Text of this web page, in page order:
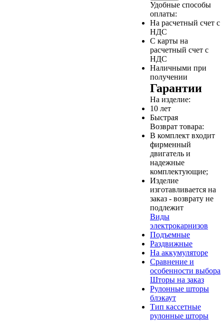
Удобные способы
оплаты:
На расчетный счет с
НДС
С карты на
расчетный счет с
НДС
Наличными при
получении
Гарантии
На изделие:
10 лет
Быстрая
Возврат товара:
В комплект входит
фирменный
двигатель и
надежные
комплектующие;
Изделие
изготавливается на
заказ - возврату не
подлежит
Виды
электрокарнизов
Подъемные
Раздвижные
На аккумуляторе
Сравнение и
особенности выбора
Шторы на заказ
Рулонные шторы
блэкаут
Тип кассетные
рулонные шторы